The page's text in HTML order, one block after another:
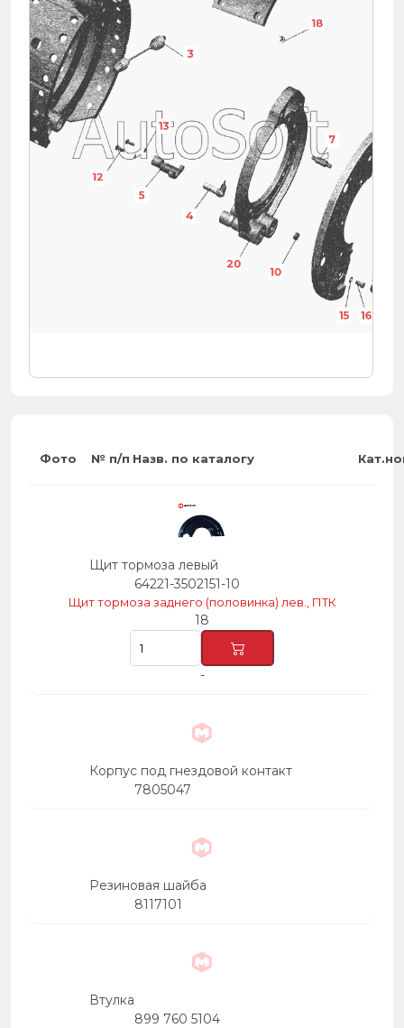
13
20
18
16
15
12
10
7
5
4
3
Фото № п/п Назв. по каталогу
Щит тормоза левый
64221-3502151-10
Щит тормоза заднего (половинка) лев., ПТК
18
-
Корпус под гнездовой контакт
7805047
Резиновая шайба
8117101
Втулка
899 760 5104